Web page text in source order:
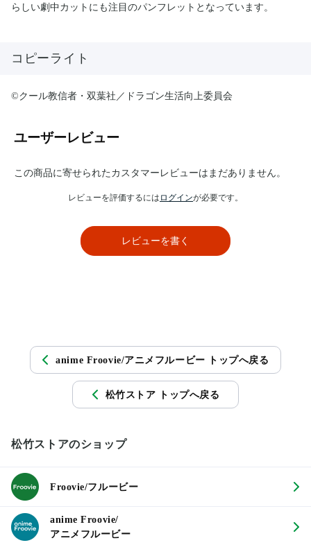
らしい劇中カットにも注目のパンフレットとなっています。
コピーライト
©クール教信者・双葉社／ドラゴン生活向上委員会
ユーザーレビュー
この商品に寄せられたカスタマーレビューはまだありません。
レビューを評価するには ログインが必要です。
レビューを書く
anime Froovie/アニメフルービー トップへ戻る
松竹ストア トップへ戻る
松竹ストアのショップ
Froovie/フルービー
anime Froovie/
アニメフルービー